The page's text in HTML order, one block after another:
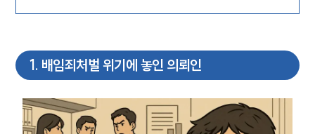
1. 배임죄처벌 위기에 놓인 의뢰인